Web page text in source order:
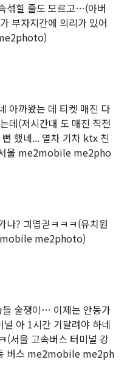
섞힐 줄도 모르고…(아버
부자지간에 의리가 있어
아까왔는 데 티켓 매진 다
데(저시간대 도 매진 직전
했네... 열차 기차 ktx 친
서울 me2mobile me2pho
나? 긔엽긛ㅋㅋㅋ(유치원
me2photo)
들 술쟁이… 이제는 안동가
아 1시간 기달려야 하네
(서울 고속버스 터미널 강
버스 me2mobile me2ph